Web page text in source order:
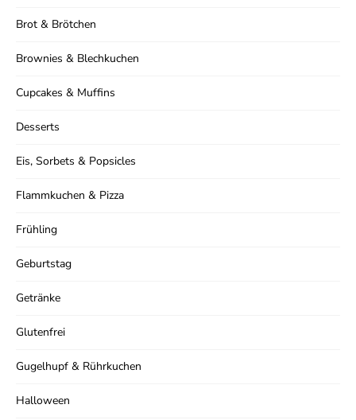
Brot & Brötchen
Brownies & Blechkuchen
Cupcakes & Muffins
Desserts
Eis, Sorbets & Popsicles
Flammkuchen & Pizza
Frühling
Geburtstag
Getränke
Glutenfrei
Gugelhupf & Rührkuchen
Halloween